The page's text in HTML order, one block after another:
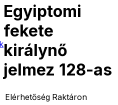
Egyiptomi
fekete
királynő
jelmez 128-as
Elérhetőség Raktáron